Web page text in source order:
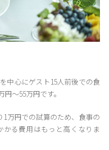
中心にゲスト15人前後での食
〜55万円です。
万円での試算のため、食事の
る費用はもっと高くなりま